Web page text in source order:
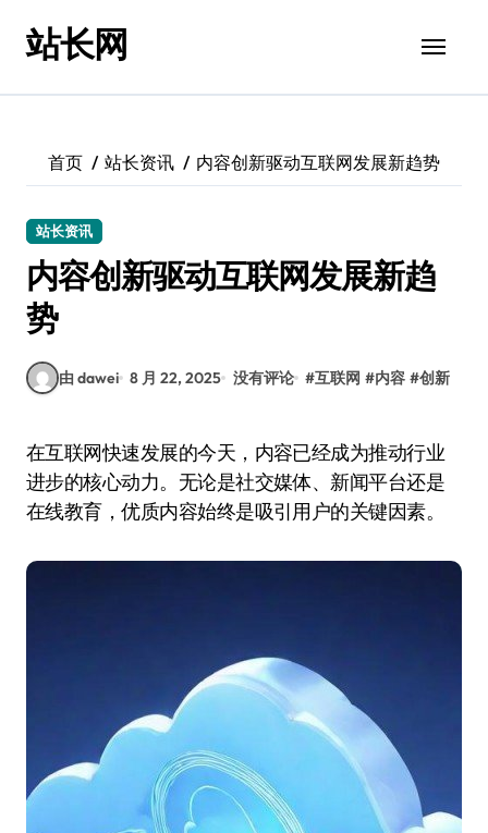
站长网
首页 站长资讯 内容创新驱动互联网发展新趋势
站长资讯
内容创新驱动互联网发展新趋
势
由 dawei 8 月 22, 2025 没有评论 #互联网 #内容 #创新
在互联网快速发展的今天，内容已经成为推动行业
进步的核心动力。无论是社交媒体、新闻平台还是
在线教育，优质内容始终是吸引用户的关键因素。